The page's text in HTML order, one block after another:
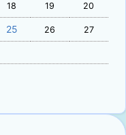
18 19 20
25 26 27